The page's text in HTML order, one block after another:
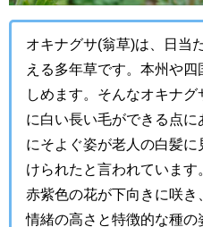
オキナグサ(翁草)は、日当
える多年草です。本州や
しめます。そんなオキナ
に白い長い毛ができる点
にそよぐ姿が老人の白髪
けられたと言われていま
赤紫色の花が下向きに咲
情緒の高さと特徴的な種